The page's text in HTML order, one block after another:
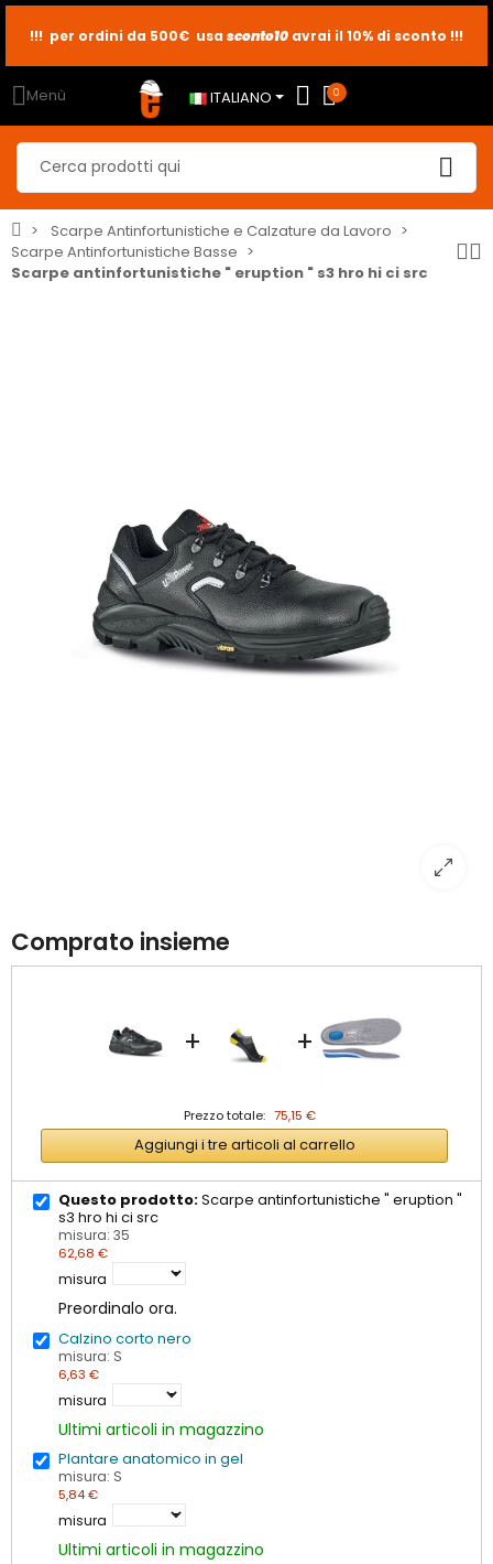
sconto2
sconto5
!!! per ordini da 500€ usa sconto10 avrai il 10% di sconto !!!
Menù ITALIANO 0
Scarpe Antinfortunistiche e Calzature da Lavoro
Scarpe Antinfortunistiche Basse
Scarpe antinfortunistiche " eruption " s3 hro hi ci src
Comprato insieme
+ +
Prezzo totale: 75,15 €
Aggiungi i tre articoli al carrello
Questo prodotto:Scarpe antinfortunistiche " eruption "
s3 hro hi ci src
misura: 35
62,68 €
misura
Preordinalo ora.
Calzino corto nero
misura: S
6,63 €
misura
Ultimi articoli in magazzino
Plantare anatomico in gel
misura: S
5,84 €
misura
Ultimi articoli in magazzino